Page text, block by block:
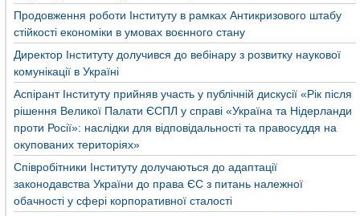
Продовження роботи Інституту в рамках Антикризового штабу
стійкості економіки в умовах воєнного стану
Директор Інституту долучився до вебінару з розвитку наукової
комунікації в Україні
Аспірант Інституту прийняв участь у публічній дискусії «Рік після
рішення Великої Палати ЄСПЛ у справі «Україна та Нідерланди
проти Росії»: наслідки для відповідальності та правосуддя на
окупованих територіях»
Співробітники Інституту долучаються до адаптації
законодавства України до права ЄС з питань належної
обачності у сфері корпоративної сталості